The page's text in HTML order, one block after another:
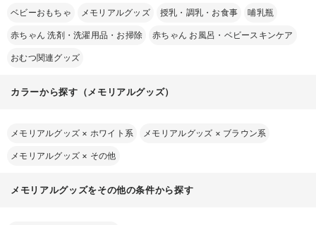
ベビーおもちゃ メモリアルグッズ 授乳・調乳・お食事 哺乳瓶
赤ちゃん 洗剤・洗濯用品・お掃除 赤ちゃん お風呂・ベビースキンケア
おむつ関連グッズ
カラーから探す（メモリアルグッズ）
メモリアルグッズ × ホワイト系 メモリアルグッズ × ブラウン系
メモリアルグッズ × その他
メモリアルグッズをその他の条件から探す